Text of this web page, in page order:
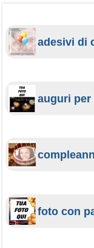
adesivi di
auguri
foto con